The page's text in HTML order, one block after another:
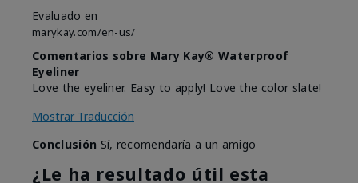
Evaluado en
marykay.com/en-us/
Comentarios sobre Mary Kay® Waterproof
Eyeliner
Love the eyeliner. Easy to apply! Love the color slate!
Mostrar Traducción
Conclusión Sí, recomendaría a un amigo
¿Le ha resultado útil esta